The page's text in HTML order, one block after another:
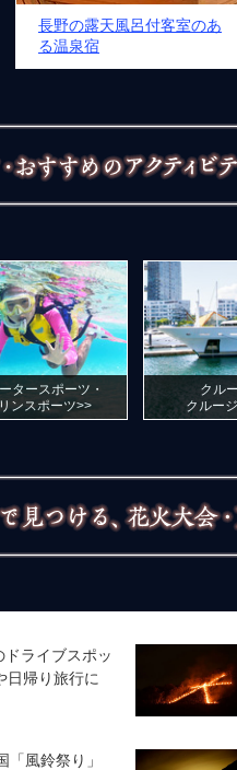
長野の露天風呂付客室のあ
る温泉宿
タースポーツ・
ンスポーツ>>
クル
クルー
ドライブスポッ
日帰り旅行に
「風鈴祭り」